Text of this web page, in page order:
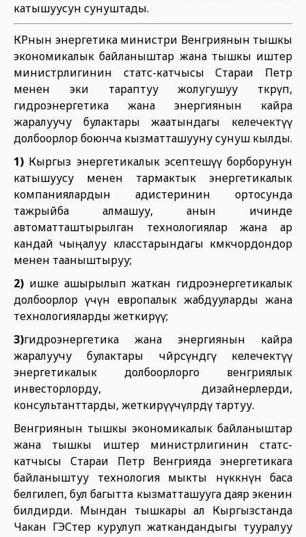
катышуусун сунуштады.
КРнын энергетика министри Венгриянын тышкы
экономикалык байланыштар жана тышкы иштер
министрлигинин статс-катчысы Стараи Петр
менен эки тараптуу жолугушуу өткөрүп,
гидроэнергетика жана энергиянын кайра
жаралуучу булактары жаатындагы келечектүү
долбоорлор боюнча кызматташууну сунуш кылды.
1) Кыргыз энергетикалык эсептешүү борборунун
катышуусу менен тармактык энергетикалык
компаниялардын адистеринин ортосунда
тажрыйба алмашуу, анын ичинде
автоматташтырылган технологиялар жана ар
кандай чыңалуу класстарындагы көмөкчордондор
менен тааныштыруу;
2) ишке ашырылып жаткан гидроэнергетикалык
долбоорлор үчүн европалык жабдууларды жана
технологияларды жеткирүү;
3)гидроэнергетика жана энергиянын кайра
жаралуучу булактары чөйрөсүндөгү келечектүү
энергетикалык долбоорлорго венгриялык
инвесторлорду, дизайнерлерди,
консультанттарды, жеткирүүчүлөрдү тартуу.
Венгриянын тышкы экономикалык байланыштар
жана тышкы иштер министрлигинин статс-
катчысы Стараи Петр Венгрияда энергетикага
байланыштуу технология мыкты өнүккөнүн баса
белгилеп, бул багытта кызматташууга даяр экенин
билдирди. Мындан тышкары ал Кыргызстанда
Чакан ГЭСтер курулуп жаткандандыгы тууралуу